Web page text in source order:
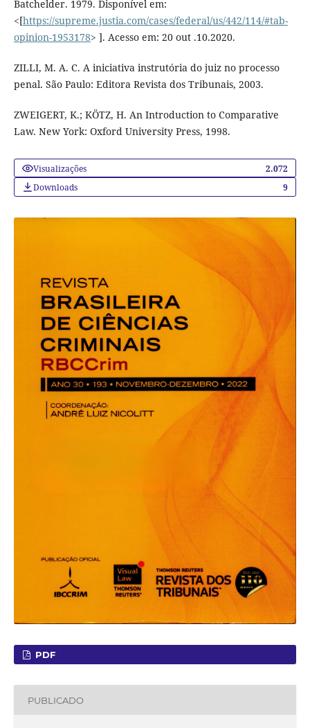
Batchelder. 1979. Disponível em:
<[https://supreme.justia.com/cases/federal/us/442/114/#tab-
opinion-1953178> ]. Acesso em: 20 out .10.2020.
ZILLI, M. A. C. A iniciativa instrutória do juiz no processo
penal. São Paulo: Editora Revista dos Tribunais, 2003.
ZWEIGERT, K.; KÖTZ, H. An Introduction to Comparative
Law. New York: Oxford University Press, 1998.
Visualizações
2.072
Downloads
9
PDF
PUBLICADO